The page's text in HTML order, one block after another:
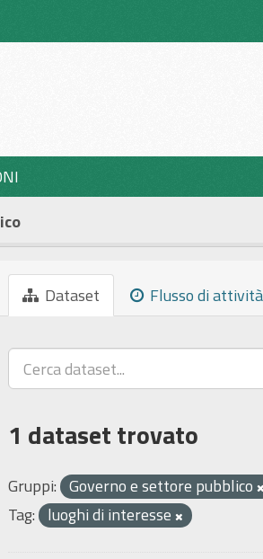
Dataset Flusso di attività
1 dataset trovato
Gruppi: Governo e settore pubblico
Tag: luoghi di interesse